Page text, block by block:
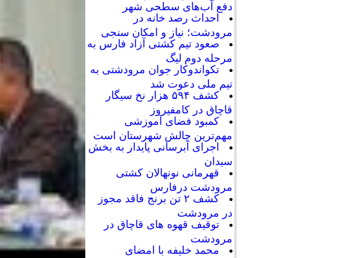
دفع آب‌های سطحی شهر
احداث رصد خانه در
مرودشت؛ نیاز و امکان سنجی
صعود تیم کشتی آزاد فارس به
مرحله دوم لیگ
تکواندوکار جوان مرودشتی به
تیم ملی دعوت شد
کشف ۵۹۴ هزار نخ سیگار
قاچاق در کامفیروز
کمبود فضای آموزشی
مهم‌ترین چالش شهرستان است
اجرای آبرسانی پایدار به بخش
سیدان
قهرمانی نونهالان کشتی
مرودشت درفارس
کشف ۲ تن برنج فاقد مجوز
در مرودشت
توقیف قهوه های قاچاق در
مرودشت
محمد خلیفه با امضای